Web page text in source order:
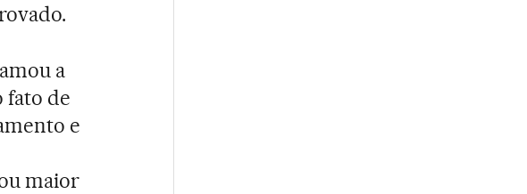
a
fato de
e
maior